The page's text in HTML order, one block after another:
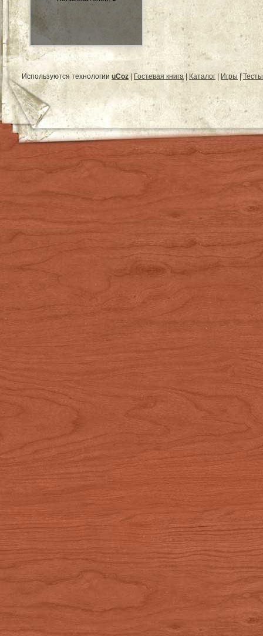
Используются технологии uCoz Гостевая книга| Каталог Игры |Тесты